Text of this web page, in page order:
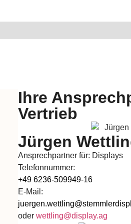
Ihre
Vertrieb
Jürgen
Ansprechpartner für: Displays
Telefonnummer:
+49 6236-509949-16
E-Mail:
oder wettling@display.ag